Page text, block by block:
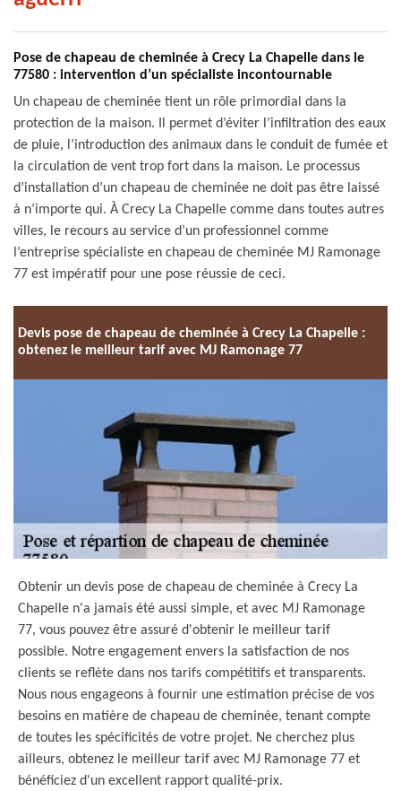
Pose de chapeau de cheminée à Crecy La Chapelle dans le
77580 : intervention d’un spécialiste incontournable
Un chapeau de cheminée tient un rôle primordial dans la
protection de la maison. Il permet d’éviter l’infiltration des eaux
de pluie, l’introduction des animaux dans le conduit de fumée et
la circulation de vent trop fort dans la maison. Le processus
d’installation d’un chapeau de cheminée ne doit pas être laissé
à n’importe qui. À Crecy La Chapelle comme dans toutes autres
villes, le recours au service d’un professionnel comme
l’entreprise spécialiste en chapeau de cheminée MJ Ramonage
77 est impératif pour une pose réussie de ceci.
Devis pose de chapeau de cheminée à Crecy La Chapelle :
obtenez le meilleur tarif avec MJ Ramonage 77
Obtenir un devis pose de chapeau de cheminée à Crecy La
Chapelle n'a jamais été aussi simple, et avec MJ Ramonage
77, vous pouvez être assuré d'obtenir le meilleur tarif
possible. Notre engagement envers la satisfaction de nos
clients se reflète dans nos tarifs compétitifs et transparents.
Nous nous engageons à fournir une estimation précise de vos
besoins en matière de chapeau de cheminée, tenant compte
de toutes les spécificités de votre projet. Ne cherchez plus
ailleurs, obtenez le meilleur tarif avec MJ Ramonage 77 et
bénéficiez d'un excellent rapport qualité-prix.